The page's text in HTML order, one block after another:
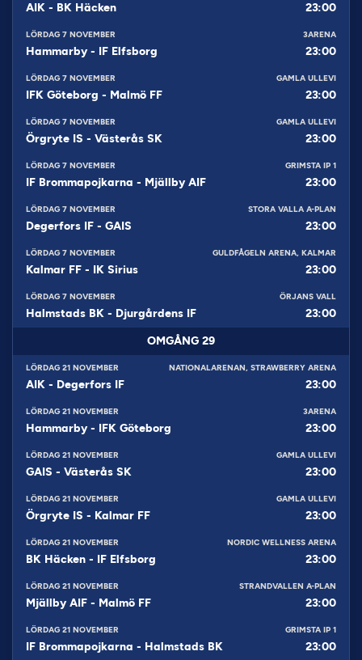
AIK - BK Häcken 23:00
LÖRDAG 7 NOVEMBER 3ARENA
Hammarby- IF Elfsborg 23:00
LÖRDAG 7 NOVEMBER GAMLA ULLEVI
IFK Göteborg - Malmö FF 23:00
LÖRDAG 7 NOVEMBER GAMLA ULLEVI
Örgryte IS - Västerås SK 23:00
LÖRDAG 7 NOVEMBER GRIMSTA IP 1
IF Brommapojkarna - Mjällby AIF 23:00
LÖRDAG 7 NOVEMBER STORA VALLA A-PLAN
Degerfors IF - GAIS 23:00
LÖRDAG 7 NOVEMBER GULDFÅGELN ARENA, KALMAR
Kalmar FF - IK Sirius 23:00
LÖRDAG 7 NOVEMBER ÖRJANS VALL
Halmstads BK - Djurgårdens IF
23:00
OMGÅNG 29
LÖRDAG 21 NOVEMBER NATIONALARENAN, STRAWBERRY ARENA
AIK - Degerfors IF 23:00
LÖRDAG 21 NOVEMBER 3ARENA
Hammarby- IFK Göteborg 23:00
LÖRDAG 21 NOVEMBER GAMLA ULLEVI
GAIS - Västerås SK 23:00
LÖRDAG 21 NOVEMBER GAMLA ULLEVI
Örgryte IS - Kalmar FF 23:00
LÖRDAG 21 NOVEMBER NORDIC WELLNESS ARENA
BK Häcken - IF Elfsborg 23:00
LÖRDAG 21 NOVEMBER STRANDVALLEN A-PLAN
Mjällby AIF - Malmö FF 23:00
LÖRDAG 21 NOVEMBER GRIMSTA IP 1
IF Brommapojkarna - Halmstads BK 23:00